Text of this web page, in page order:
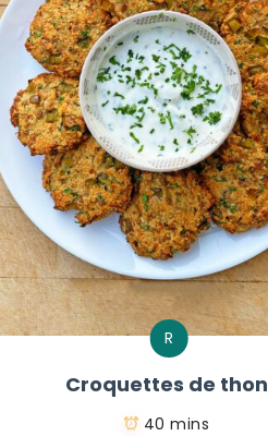
R
Croquettes de thon
40 mins